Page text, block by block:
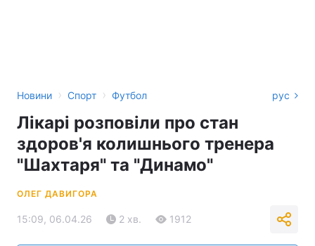
Новини › Спорт › Футбол рус
Лікарі розповіли про стан
здоров'я колишнього тренера
"Шахтаря" та "Динамо"
ОЛЕГ ДАВИГОРА
15:09, 06.04.26 2 хв. 1912